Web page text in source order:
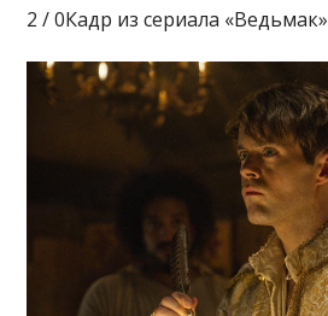
2 / 0Кадр из сериала «Ведьмак»